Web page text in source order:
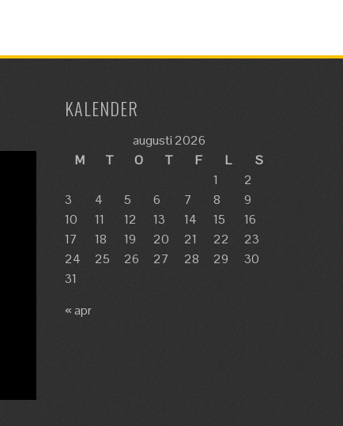
KALENDER
augusti 2026
M
T O T F L
S
1
2
3
4 5 6 7 8
9
10
11 12 13 14 15
16
17
18 19 20 21 22
23
24
25 26 27 28 29
30
31
« apr